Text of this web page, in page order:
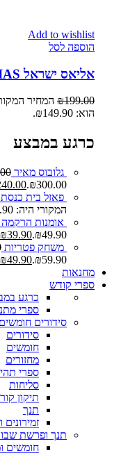
Add to wishlist
הוספה לסל
אליאס ישראל ALIAS
₪199.00 המחיר המקורי
הוא: ₪149.90.
כרגע במבצע
גלובוס מאיר
₪300.00.
פאזל בית כנסת
המקורי היה: ₪39.90.
אומנות הרקמה
₪49.90.
₪39.90
משחק פטריות
₪59.90.
₪49.90
מחנאות
ספרי קודש
כרגע
ספרי
סידורים
סידורים
חומשים
מחזורים
ספרי
סליחות
תיקון
תנך
זמירונים
תנך ופרשת
חומשים